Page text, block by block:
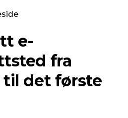
e-
fra
til det første